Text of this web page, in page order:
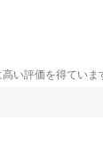
い評価を得ていま